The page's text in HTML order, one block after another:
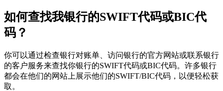
如何查找我银行的SWIFT代码或BIC代
码？
你可以通过检查银行对账单、访问银行的官方网站或联系银行
的客户服务来查找你银行的SWIFT代码或BIC代码。许多银行
都会在他们的网站上展示他们的SWIFT/BIC代码，以便轻松获
取。